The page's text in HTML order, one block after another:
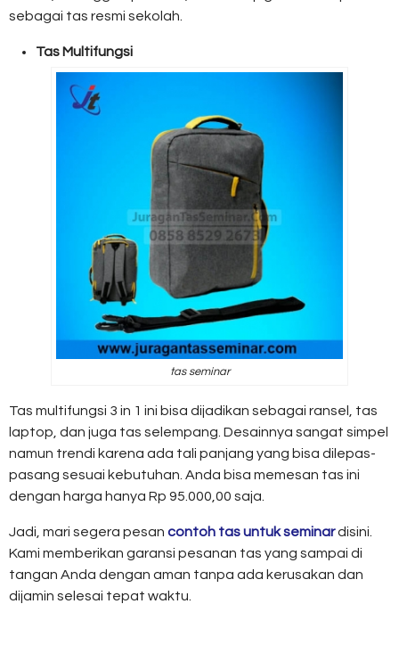
sebagai tas resmi sekolah.
Tas Multifungsi
tas seminar
Tas multifungsi 3 in 1 ini bisa dijadikan sebagai ransel, tas
laptop, dan juga tas selempang. Desainnya sangat simpel
namun trendi karena ada tali panjang yang bisa dilepas-
pasang sesuai kebutuhan. Anda bisa memesan tas ini
dengan harga hanya Rp 95.000,00 saja.
Jadi, mari segera pesan contoh tas untuk seminardisini.
Kami memberikan garansi pesanan tas yang sampai di
tangan Anda dengan aman tanpa ada kerusakan dan
dijamin selesai tepat waktu.